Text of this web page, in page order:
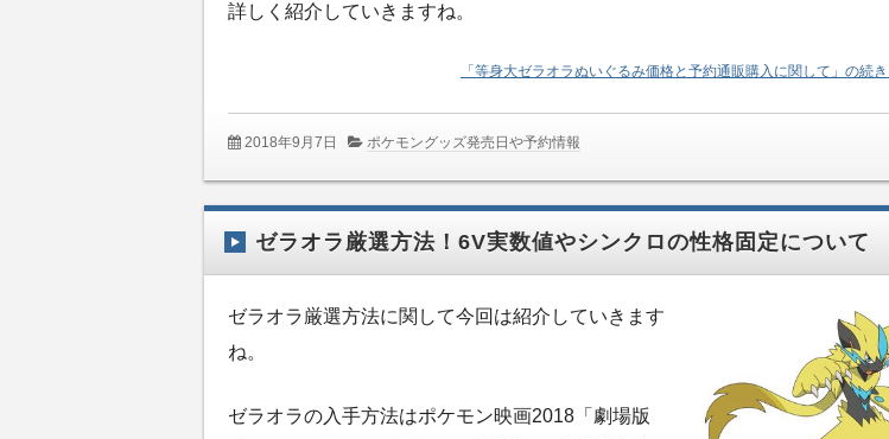
詳しく紹介していきますね。
「等身大ゼラオラぬいぐるみ価格と予約通販購入に関して」の続
2018年9月7日 ポケモングッズ発売日や予約情報
ゼラオラ厳選方法！6V実数値やシンクロの性格固定について
ゼラオラ厳選方法に関して今回は紹介していきます
ね。
ゼラオラの入手方法はポケモン映画2018「劇場版